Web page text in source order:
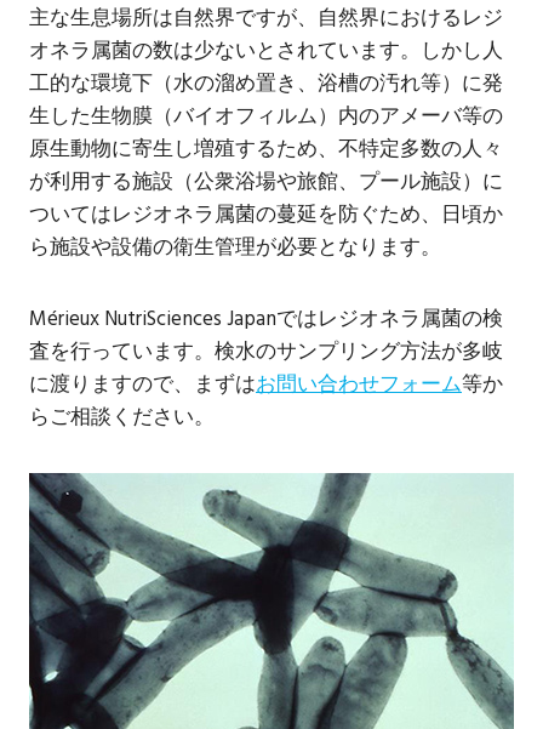
主な生息場所は自然界ですが、自然界におけるレジ
オネラ属菌の数は少ないとされています。しかし人
工的な環境下（水の溜め置き、浴槽の汚れ等）に発
生した生物膜（バイオフィルム）内のアメーバ等の
原生動物に寄生し増殖するため、不特定多数の人々
が利用する施設（公衆浴場や旅館、プール施設）に
ついてはレジオネラ属菌の蔓延を防ぐため、日頃か
ら施設や設備の衛生管理が必要となります。
Mérieux NutriSciences Japanではレジオネラ属菌の検
査を行っています。検水のサンプリング方法が多岐
に渡りますので、まずはお問い合わせフォーム等か
らご相談ください。